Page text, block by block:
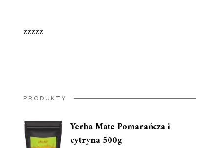
zzzzz
PRODUKTY
Yerba Mate Pomarańcza i
cytryna 500g